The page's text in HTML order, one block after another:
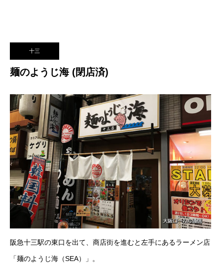
十三
麺のようじ海 (閉店済)
阪急十三駅の東口を出て、商店街を進むと左手にあるラーメン店
「麺のようじ海（SEA）」。